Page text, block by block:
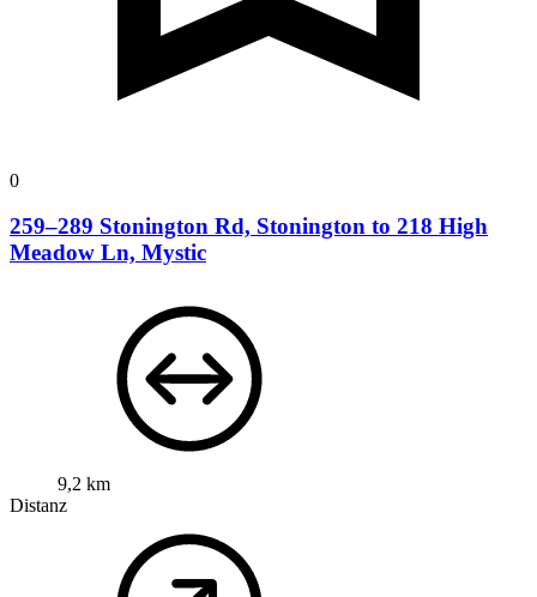
0
259–289 Stonington Rd, Stonington to 218 High
Meadow Ln, Mystic
9,2 km
Distanz